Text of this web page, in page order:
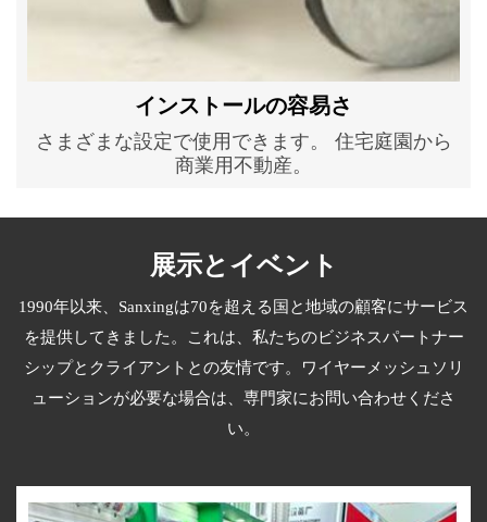
インストールの容易さ
さまざまな設定で使用できます。 住宅庭園から
商業用不動産。
展示とイベント
1990年以来、Sanxingは70を超える国と地域の顧客にサービス
を提供してきました。これは、私たちのビジネスパートナー
シップとクライアントとの友情です。ワイヤーメッシュソリ
ューションが必要な場合は、専門家にお問い合わせくださ
い。